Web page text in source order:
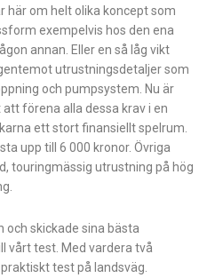
här om helt olika koncept som
exempelvis hos den ena
annan. Eller en så låg vikt
utrustningsdetaljer som
och pumpsystem. Nu är
förena alla dessa krav i en
ett stort finansiellt spelrum.
upp till 6 000 kronor. Övriga
touringmässig utrustning på hög
och skickade sina bästa
vårt test. Med vardera två
test på landsväg.